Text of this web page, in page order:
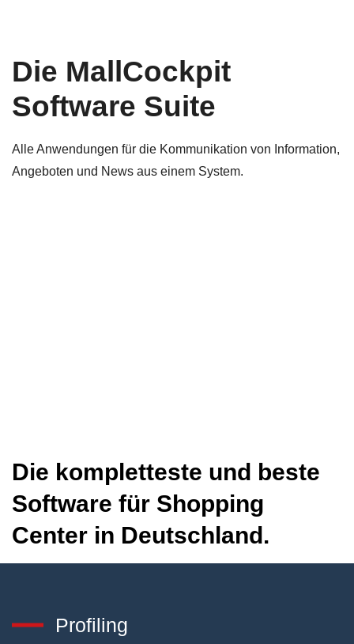
Die MallCockpit
Software Suite
Alle Anwendungen für die Kommunikation von Information,
Angeboten und News aus einem System.
Die kompletteste und beste
Software für Shopping
Center in Deutschland.
Profiling